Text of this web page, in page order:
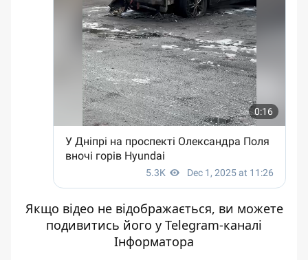
Якщо відео не відображається, ви можете
подивитись його у Telegram-каналі
Інформатора